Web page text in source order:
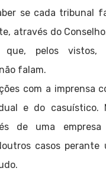
se cada tribunal
através do
que, pelos vistos,
falam.
com a imprensa
e do casuístico.
de uma
casos perante